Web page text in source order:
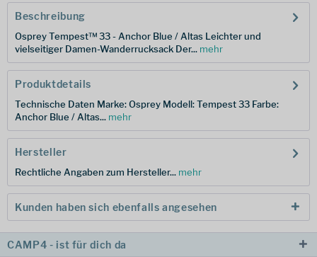
Beschreibung
Osprey Tempest™ 33 - Anchor Blue / Altas Leichter und
vielseitiger Damen-Wanderrucksack Der... mehr
Produktdetails
Technische Daten Marke: Osprey Modell: Tempest 33 Farbe:
Anchor Blue / Altas... mehr
Hersteller
Rechtliche Angaben zum Hersteller... mehr
Kunden haben sich ebenfalls angesehen
CAMP4 - ist für dich da